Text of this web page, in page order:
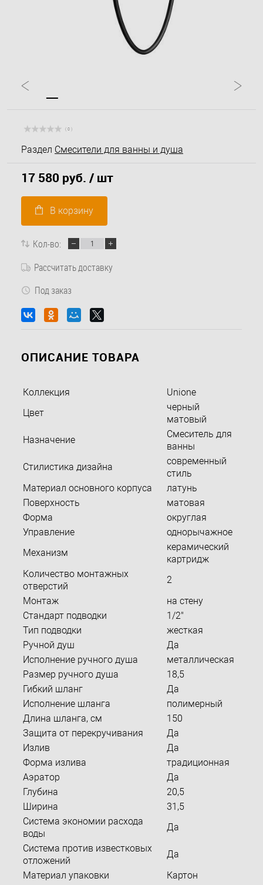
( 0 )
Раздел Смесители для ванны и душа
17 580 руб. / шт
В корзину
Кол-во:
Рассчитать доставку
Под заказ
ОПИСАНИЕ ТОВАРА
Коллекция
Unione
Цвет
черный
матовый
Назначение
Смеситель для
ванны
Стилистика дизайна
современный
стиль
Материал основного корпуса
латунь
Поверхность
матовая
Форма
округлая
Управление
однорычажное
Механизм
керамический
картридж
Количество монтажных
отверстий
2
Монтаж
на стену
Стандарт подводки
1/2"
Тип подводки
жесткая
Ручной душ
Да
Исполнение ручного душа
металлическая
Размер ручного душа
18,5
Гибкий шланг
Да
Исполнение шланга
полимерный
Длина шланга, см
150
Защита от перекручивания
Да
Излив
Да
Форма излива
традиционная
Аэратор
Да
Глубина
20,5
Ширина
31,5
Система экономии расхода
воды
Да
Система против известковых
отложений
Да
Материал упаковки
Картон